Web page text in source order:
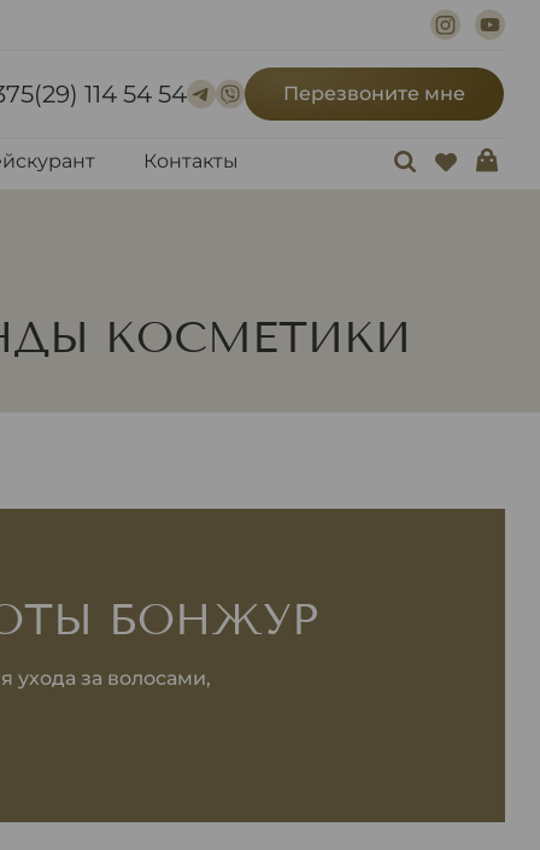
114 54 54 Перезвоните мне
Контакты
КОСМЕТИКИ
БОНЖУР
за волосами,